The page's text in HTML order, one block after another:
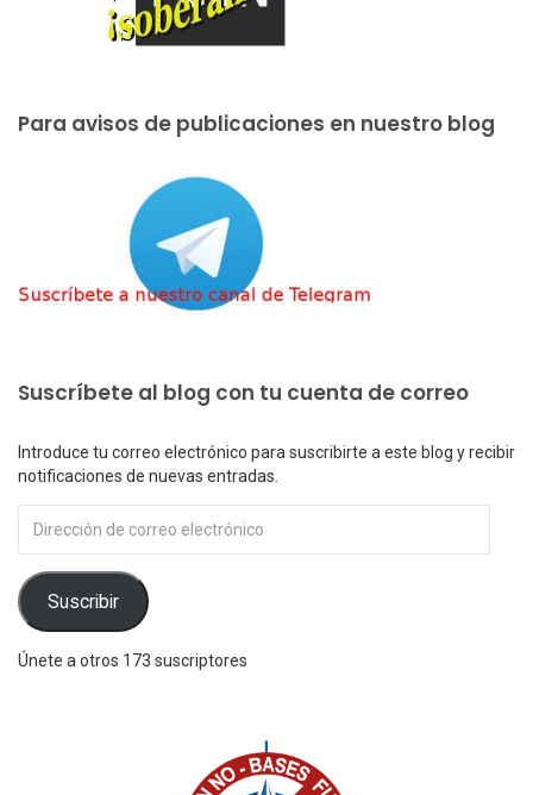
Para avisos de publicaciones en nuestro blog
Suscríbete al blog con tu cuenta de correo
Introduce tu correo electrónico para suscribirte a este blog y recibir
notificaciones de nuevas entradas.
de
electrónico
Suscribir
Únete a otros 173 suscriptores